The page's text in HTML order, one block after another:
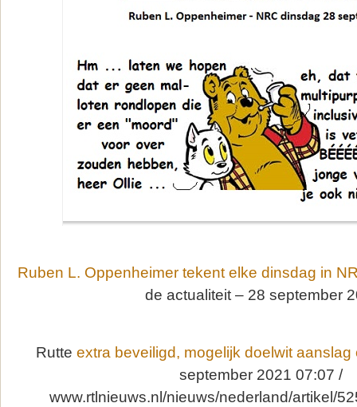
Ruben L. Oppenheimer tekent elke dinsdag in
de actualiteit – 28 september
Rutte extra beveiligd, mogelijk doelwit aanslag
september 2021 07:07 /
www.rtlnieuws.nl/nieuws/nederland/artikel/